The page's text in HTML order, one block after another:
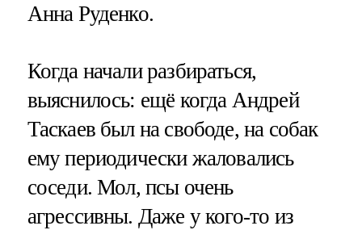
Анна Руденко.
Когда начали разбираться,
выяснилось: ещё когда Андрей
Таскаев был на свободе, на собак
ему периодически жаловались
соседи. Мол, псы очень
агрессивны. Даже у кого-то из